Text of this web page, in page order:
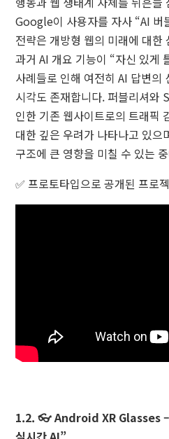
Google이 사용자를 자사 “AI 버
전략은 개방형 웹의 미래에 대한
과거 AI 개요 기능이 “자신 있게
사례들로 인해 여전히 AI 답변의
시각도 존재합니다. 퍼블리셔와
인한 기존 웹사이트로의 트래픽
대한 깊은 우려가 나타나고 있으
구조에 큰 영향을 미칠 수 있는
✅ 프로토타입으로 공개된 프로
1.2. 👓 Android XR Glasses –